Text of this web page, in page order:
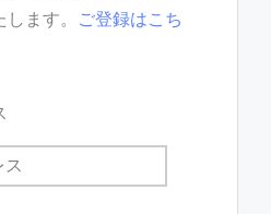
ます。
ご登録はこち